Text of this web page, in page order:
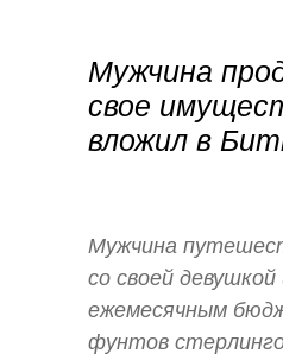
Мужчина
свое
вложил в
Мужчина
со своей девушкой
ежемесячным
фунтов